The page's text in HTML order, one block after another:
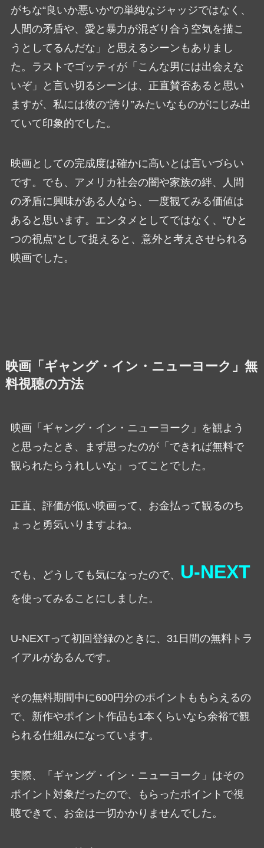
がちな“良いか悪いか”の単純なジャッジではなく、
人間の矛盾や、愛と暴力が混ざり合う空気を描こ
うとしてるんだな」と思えるシーンもありまし
た。ラストでゴッティが「こんな男には出会えな
いぞ」と言い切るシーンは、正直賛否あると思い
ますが、私には彼の“誇り”みたいなものがにじみ出
ていて印象的でした。
映画としての完成度は確かに高いとは言いづらい
です。でも、アメリカ社会の闇や家族の絆、人間
の矛盾に興味がある人なら、一度観てみる価値は
あると思います。エンタメとしてではなく、“ひと
つの視点”として捉えると、意外と考えさせられる
映画でした。
映画「ギャング・イン・ニューヨーク」無
料視聴の方法
映画「ギャング・イン・ニューヨーク」を観よう
と思ったとき、まず思ったのが「できれば無料で
観られたらうれしいな」ってことでした。
正直、評価が低い映画って、お金払って観るのち
ょっと勇気いりますよね。
でも、どうしても気になったので、 U-NEXT
を使ってみることにしました。
U-NEXTって初回登録のときに、31日間の無料トラ
イアルがあるんです。
その無料期間中に600円分のポイントももらえるの
で、新作やポイント作品も1本くらいなら余裕で観
られる仕組みになっています。
実際、「ギャング・イン・ニューヨーク」はその
ポイント対象だったので、もらったポイントで視
聴できて、お金は一切かかりませんでした。